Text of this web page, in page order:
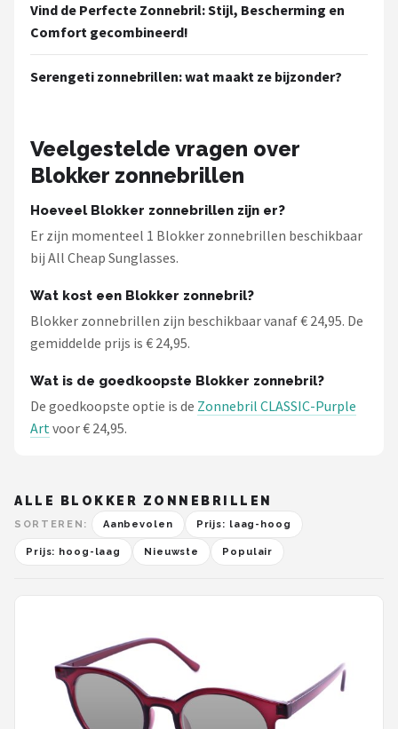
Fako Fashion®
Fako Sunglasses®
Alle merken →
Vind de Perfecte Zonnebril: Stijl, Bescherming en
Comfort gecombineerd!
Serengeti zonnebrillen: wat maakt ze bijzonder?
Veelgestelde vragen over
Blokker zonnebrillen
Hoeveel Blokker zonnebrillen zijn er?
Er zijn momenteel 1 Blokker zonnebrillen beschikbaar
bij All Cheap Sunglasses.
Wat kost een Blokker zonnebril?
Blokker zonnebrillen zijn beschikbaar vanaf € 24,95. De
gemiddelde prijs is € 24,95.
Wat is de goedkoopste Blokker zonnebril?
De goedkoopste optie is de Zonnebril CLASSIC-Purple
Artvoor € 24,95.
ALLE BLOKKER ZONNEBRILLEN
SORTEREN: Aanbevolen Prijs: laag-hoog
Prijs: hoog-laag Nieuwste Populair